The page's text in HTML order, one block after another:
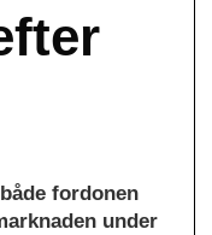
fordonen
under